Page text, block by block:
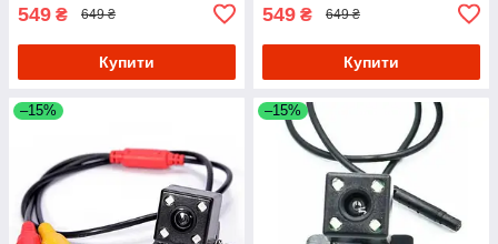
549 ₴ 649 ₴
Купити
549 ₴ 649 ₴
Купити
–15% –15%